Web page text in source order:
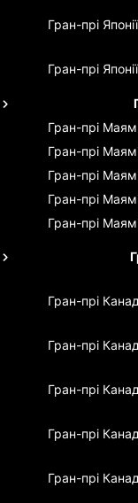
Гран-прі Японії
Гран-прі Японії
Гран-прі
Гран-прі
Гран-прі
Гран-прі
Гран-прі
Гран-прі
Гран-прі
Гран-прі
Гран-прі
Гран-прі